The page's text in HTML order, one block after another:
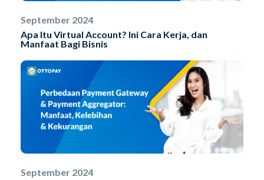
September 2024
Apa Itu Virtual Account? Ini Cara Kerja, dan
Manfaat Bagi Bisnis
September 2024